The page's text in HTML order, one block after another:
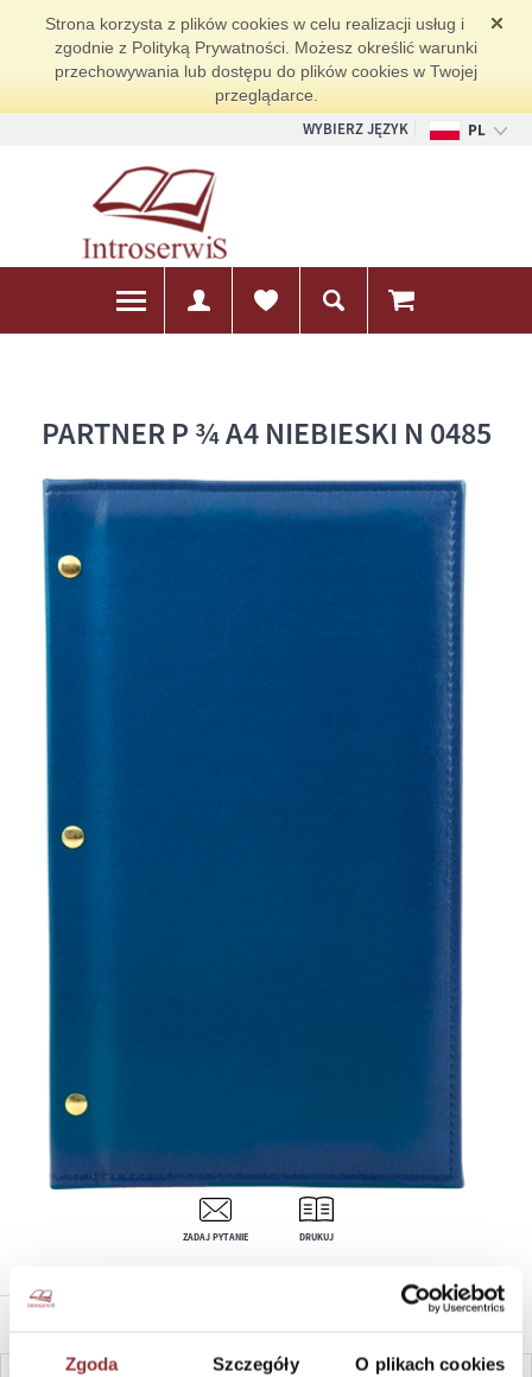
Zgoda Szczegóły O plikach cookies
Strona korzysta z plików cookies w celu realizacji usług i
zgodnie z Polityką Prywatności. Możesz określić warunki
przechowywania lub dostępu do plików cookies w Twojej
przeglądarce.
WYBIERZ JĘZYK
PL
PARTNER P ¾ A4 NIEBIESKI N 0485
ZADAJ PYTANIE DRUKUJ